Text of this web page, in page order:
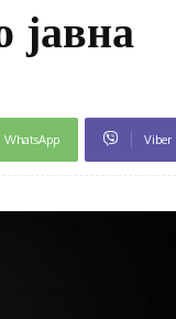
јавна
WhatsApp Viber